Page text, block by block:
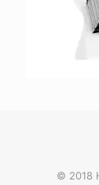
© 2018